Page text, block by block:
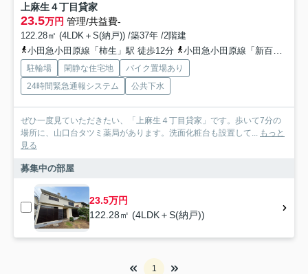
上麻生４丁目貸家
23.5万円 管理/共益費-
122.28㎡ (4LDK＋S(納戸)) /築37年 /2階建
小田急小田原線「柿生」駅 徒歩12分
小田急小田原線「新百合ヶ丘」駅 徒歩20分
駐輪場 閑静な住宅地
バイク置場あり
24時間緊急通報システム
公共下水
ぜひ一度見ていただきたい、「上麻生４丁目貸家」です。歩いて7分の
場所に、山口台タツミ薬局があります。洗面化粧台も設置して...
もっと
見る
募集中の部屋
23.5万円
122.28㎡ (4LDK＋S(納戸))
1